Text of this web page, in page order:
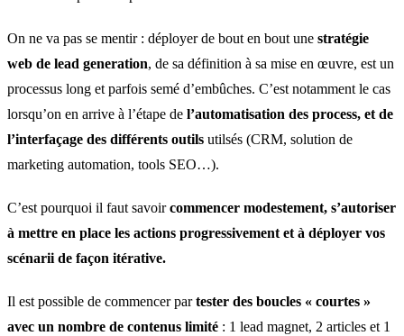
On ne va pas se mentir : déployer de bout en bout une stratégie
web de lead generation, de sa définition à sa mise en œuvre, est un
processus long et parfois semé d’embûches. C’est notamment le cas
lorsqu’on en arrive à l’étape de l’automatisation des process, et de
l’interfaçage des différents outils utilsés (CRM, solution de
marketing automation, tools SEO…).
C’est pourquoi il faut savoircommencer modestement, s’autoriser
à mettre en place les actions progressivement et à déployer vos
scénarii de façon itérative.
Il est possible de commencer partester des boucles « courtes »
avec un nombre de contenus limité : 1 lead magnet, 2 articles et 1